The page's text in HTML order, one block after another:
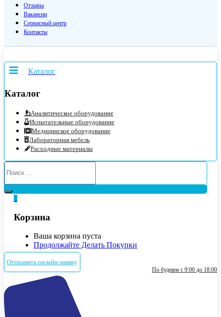
Отзывы
Вакансии
Сервисный центр
Контакты
Каталог
Каталог
Аналитическое оборудование
Испытательные оборудование
Медицинское оборудование
Лабораторная мебель
Расходные материалы
Корзина
Ваша корзина пуста
Продолжайте Делать Покупки
Отправить онлайн-заявку
По будням с 9:00 до 18:00